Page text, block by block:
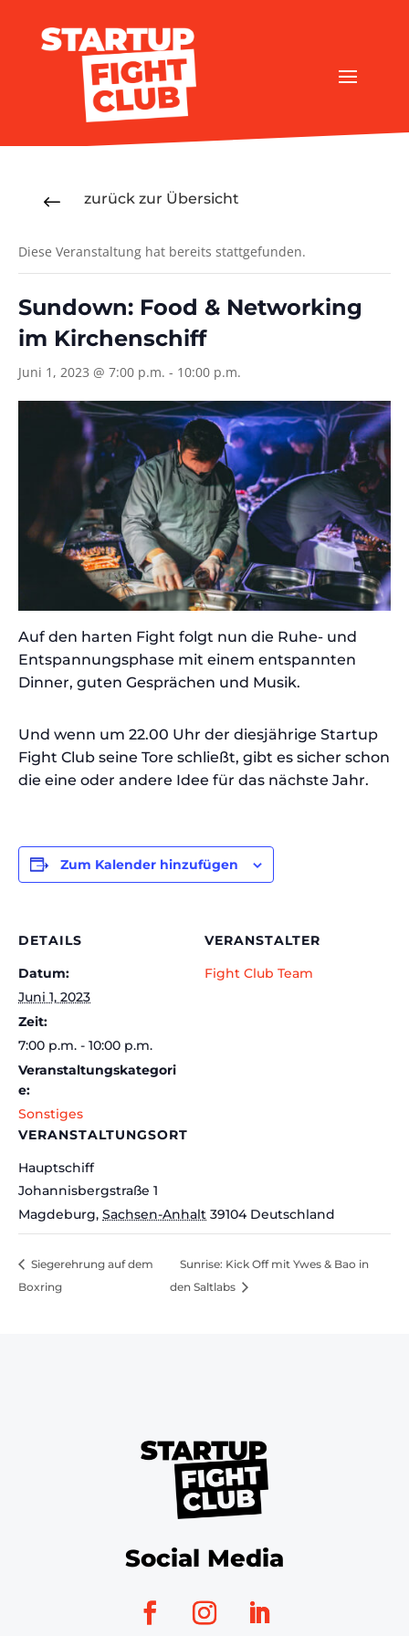
# zurück zur Übersicht
Diese Veranstaltung hat bereits stattgefunden.
Sundown: Food & Networking
im Kirchenschiff
Juni 1, 2023 @ 7:00 p.m. - 10:00 p.m.
Auf den harten Fight folgt nun die Ruhe- und
Entspannungsphase mit einem entspannten
Dinner, guten Gesprächen und Musik.
Und wenn um 22.00 Uhr der diesjährige Startup
Fight Club seine Tore schließt, gibt es sicher schon
die eine oder andere Idee für das nächste Jahr.
Zum Kalender hinzufügen
DETAILS
Datum:
Juni 1, 2023
Zeit:
7:00 p.m. - 10:00 p.m.
Veranstaltungskategori
e:
Sonstiges
VERANSTALTUNGSORT
Hauptschiff
Johannisbergstraße 1
Magdeburg, Sachsen-Anhalt 39104 Deutschland
VERANSTALTER
Fight Club Team
Siegerehrung auf dem
Boxring
Sunrise: Kick Off mit Ywes & Bao in
den Saltlabs
Social Media